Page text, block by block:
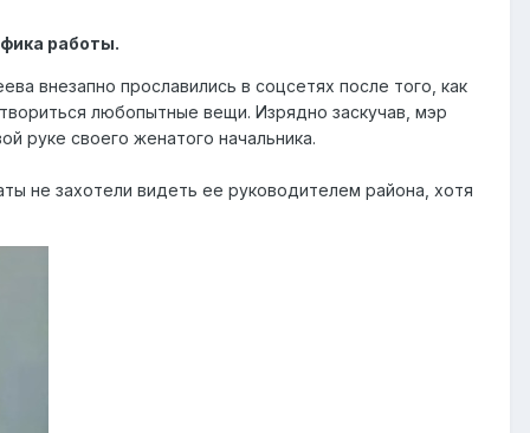
работы.
внезапно прославились в соцсетях после того, как
любопытные вещи. Изрядно заскучав, мэр
руке своего женатого начальника.
не захотели видеть ее руководителем района, хотя